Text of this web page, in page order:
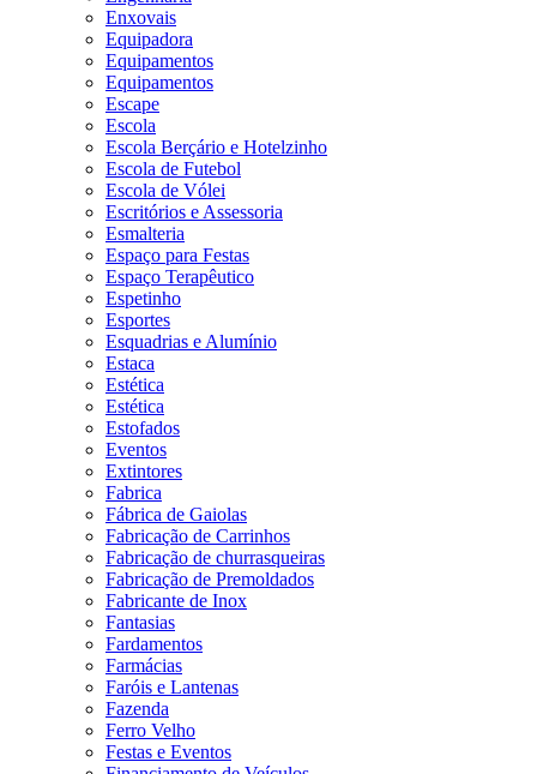
Enxovais
Equipadora
Equipamentos
Equipamentos
Escape
Escola
Escola Berçário e Hotelzinho
Escola de Futebol
Escola de Vólei
Escritórios e Assessoria
Esmalteria
Espaço para Festas
Espaço Terapêutico
Espetinho
Esportes
Esquadrias e Alumínio
Estaca
Estética
Estética
Estofados
Eventos
Extintores
Fabrica
Fábrica de Gaiolas
Fabricação de Carrinhos
Fabricação de churrasqueiras
Fabricação de Premoldados
Fabricante de Inox
Fantasias
Fardamentos
Farmácias
Faróis e Lantenas
Fazenda
Ferro Velho
Festas e Eventos